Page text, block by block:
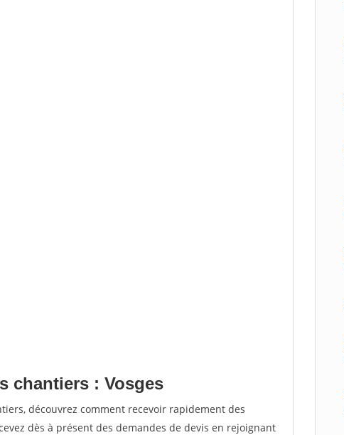
chantiers : Vosges
découvrez comment recevoir rapidement des
dès à présent des demandes de devis en rejoignant